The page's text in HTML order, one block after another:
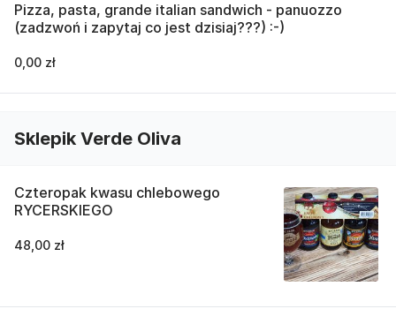
Pizza, pasta, grande italian sandwich - panuozzo
(zadzwoń i zapytaj co jest dzisiaj???) :-)
0,00 zł
Sklepik Verde Oliva
Czteropak kwasu chlebowego
RYCERSKIEGO
48,00 zł